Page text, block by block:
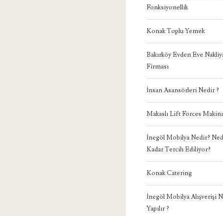
Fonksiyonellik
Konak Toplu Yemek
Bakırköy Evden Eve
Firması
İnsan Asansörleri Nedir ?
Makaslı Lift Forces
İnegöl Mobilya Nedir?
Kadar Tercih Ediliyor?
Konak Catering
İnegöl Mobilya Alışverişi
Yapılır ?